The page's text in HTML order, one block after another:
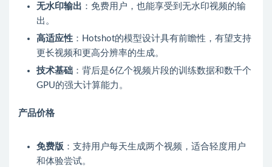
无水印输出 ：免费用户，也能享受到无水印视频的输
出。
高适应性 ：Hotshot的模型设计具有前瞻性，有望支持
更长视频和更高分辨率的生成。
技术基础 ：背后是6亿个视频片段的训练数据和数千个
GPU的强大计算能力。
产品价格
免费版 ：支持用户每天生成两个视频，适合轻度用户
和体验尝试。